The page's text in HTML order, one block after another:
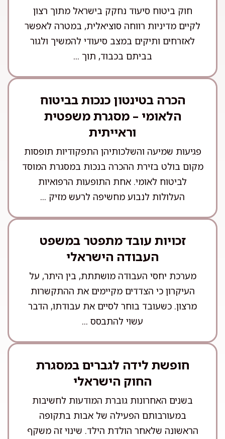
חוק ביטוח סיעוד נחקק בישראל מתוך רצון
לקיים מדיניות רווחה סוציאלית, במטרה לאפשר
לאזרחים ותיקים במצב סיעודי להמשיך ולגור
בביתם בכבוד, תוך ...
הכרה בטינטון כנכות בביטוח
הלאומי – מסגרת משפטית
וראייתית
פגיעות שמיעה והשלכותיהן התפקודיות תופסות
מקום בולט בזירת ההכרה בנכות במסגרת המוסד
לביטוח לאומי. אחת התופעות הרפואיות
העלולות לנבוע מחשיפה לרעש מזיק ...
זכויות עובד מתפטר במשפט
העבודה הישראלי
מערכת יחסי העבודה מושתתת, בין היתר, על
העיקרון כי הצדדים מקיימים את ההתקשרות
מרצון. כשעובד בוחר לסיים את עבודתו, הדבר
עשוי להתבסס ...
חופשת לידה לגברים במסגרת
החוק הישראלי
בשנים האחרונות גוברת המודעות לחשיבות
במעורבותם הפעילה של אבות בתקופה
הראשונה שלאחר הולדת הילד. שינוי זה משקף